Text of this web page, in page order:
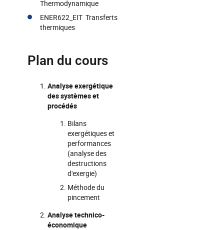
Thermodynamique
ENER622_EIT Transferts
thermiques
Plan du cours
Analyse exergétique
des systèmes et
procédés
Bilans
exergétiques et
performances
(analyse des
destructions
d'exergie)
Méthode du
pincement
Analyse technico-
économique